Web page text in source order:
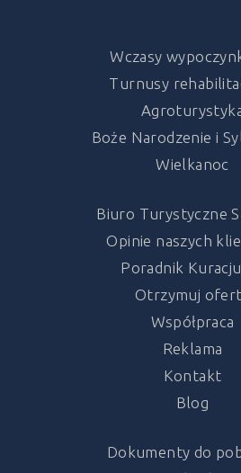
Wczasy
Turnusy
Boże Narodzenie i
Wielkanoc
Biuro Turystyczne
Opinie naszych
Poradnik
Otrzymuj
Współpraca
Reklama
Kontakt
Blog
Dokumenty do